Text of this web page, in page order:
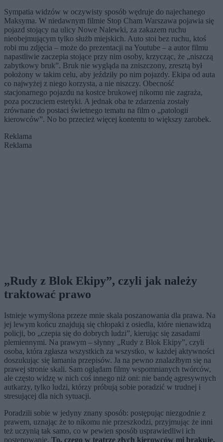
Sympatia widzów w oczywisty sposób wędruje do najechanego
Maksyma. W niedawnym filmie Stop Cham Warszawa pojawia się
pojazd stojący na ulicy Nowe Nalewki, za zakazem ruchu
nieobejmującym tylko służb miejskich. Auto stoi bez ruchu, ktoś
robi mu zdjęcia – może do prezentacji na Youtube – a autor filmu
napastliwie zaczepia stojące przy nim osoby, krzycząc, że „niszczą
zabytkowy bruk”. Bruk nie wygląda na zniszczony, zresztą był
położony w takim celu, aby jeździły po nim pojazdy. Ekipa od auta
co najwyżej z niego korzysta, a nie niszczy. Obecność
stacjonarnego pojazdu na kostce brukowej nikomu nie zagraża,
poza poczuciem estetyki. A jednak oba te zdarzenia zostały
zrównane do postaci świetnego tematu na film o „patologii
kierowców”. No bo przecież więcej kontentu to większy zarobek.
Reklama
Reklama
„Rudy z Blok Ekipy”, czyli jak należy
traktować prawo
Istnieje wymyślona przeze mnie skala poszanowania dla prawa. Na
jej lewym końcu znajdują się chłopaki z osiedla, które nienawidzą
policji, bo „czepia się do dobrych ludzi”, kierując się zasadami
plemiennymi. Na prawym – słynny „Rudy z Blok Ekipy”, czyli
osoba, która zgłasza wszystkich za wszystko, w każdej aktywności
doszukując się łamania przepisów. Ja na pewno znalazłbym się na
prawej stronie skali. Sam oglądam filmy wspomnianych twórców,
ale często widzę w nich coś innego niż oni: nie bandę agresywnych
autkarzy, tylko ludzi, którzy próbują sobie poradzić w trudnej i
stresującej dla nich sytuacji.
Poradzili sobie w jedyny znany sposób: postępując niezgodnie z
prawem, uznając że to nikomu nie przeszkodzi, przyjmując że inni
też uczynią tak samo, co w pewien sposób usprawiedliwi ich
postępowanie. To, czego w teatrze złych kierowców mi brakuje,